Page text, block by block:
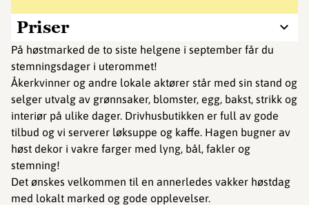
Priser
På høstmarked de to siste helgene i september får du
stemningsdager i uterommet!
Åkerkvinner og andre lokale aktører står med sin stand og
selger utvalg av grønnsaker, blomster, egg, bakst, strikk og
interiør på ulike dager. Drivhusbutikken er full av gode
tilbud og vi serverer løksuppe og kaffe. Hagen bugner av
høst dekor i vakre farger med lyng, bål, fakler og
stemning!
Det ønskes velkommen til en annerledes vakker høstdag
med lokalt marked og gode opplevelser.